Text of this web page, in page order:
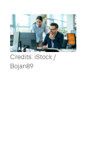
Credits: iStock /
Bojan89